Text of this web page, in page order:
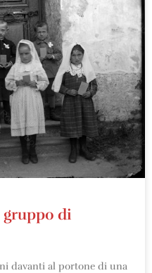
gruppo di
davanti al portone di una